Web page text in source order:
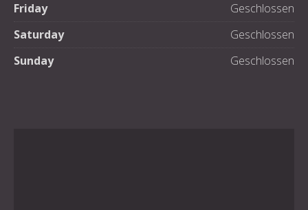
Friday
Geschlossen
Saturday
Geschlossen
Sunday
Geschlossen